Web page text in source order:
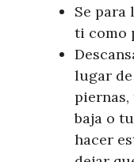
Se para
ti como
lugar
piernas,
baja o
hacer